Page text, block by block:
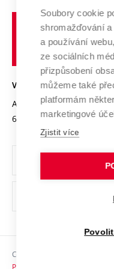
Výzkumné infrastruktury
Transfer znalostí
Open Science
Projekty
Projekty ze
Specifický výzkum
Spolupráce se školami
Služby univerzity
Mezinárodní dohody
Univerzitní sítě
Profil univerzity
Udržitelná univerzita
Podnikavá univerzita /
Bezpečná univerzita
Vyznamenání
Organizační struktura
Ochrana osobních údajů
Sociální bezpečí
VYSOKÉ UČENÍ
Antonínská 548/1
602 00 Brno
Copyright © 2026 VUT
Prohlášení o přístupnosti
Soubory cookie
shromažďování
a používání
ze sociálních
přizpůsobení
můžeme také
platformám
marketingové
Zjistit více